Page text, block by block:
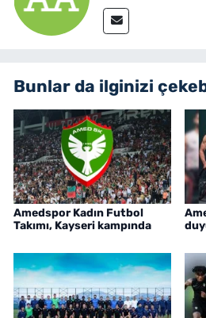
Bunlar da ilginizi
Amedspor Kadın Futbol
Takımı, Kayseri kampında